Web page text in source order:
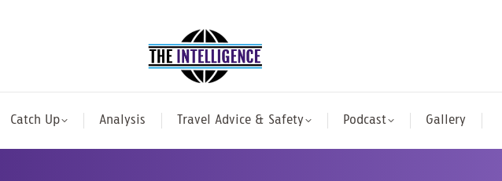
Catch Up Analysis Travel Advice & Safety Podcast Gallery